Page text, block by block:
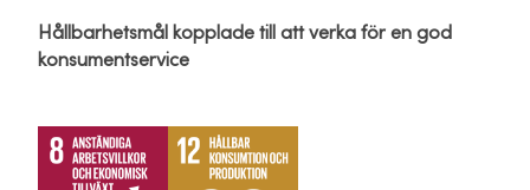
Hållbarhetsmål kopplade till att verka för en god
konsumentservice